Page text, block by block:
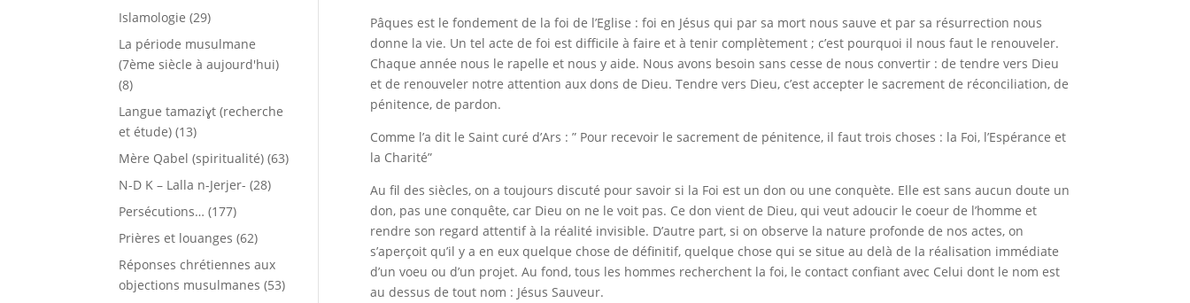
Pâques est le fondement de la foi de l’Eglise : foi en Jésus qui par sa mort nous sauve et par sa résurrection nous
donne la vie. Un tel acte de foi est difficile à faire et à tenir complètement ; c’est pourquoi il nous faut le renouveler.
Chaque année nous le rapelle et nous y aide. Nous avons besoin sans cesse de nous convertir : de tendre vers Dieu
et de renouveler notre attention aux dons de Dieu. Tendre vers Dieu, c’est accepter le sacrement de réconciliation, de
pénitence, de pardon.
Comme l’a dit le Saint curé d’Ars : ” Pour recevoir le sacrement de pénitence, il faut trois choses : la Foi, l’Espérance et
la Charité”
Au fil des siècles, on a toujours discuté pour savoir si la Foi est un don ou une conquète. Elle est sans aucun doute un
don, pas une conquête, car Dieu on ne le voit pas. Ce don vient de Dieu, qui veut adoucir le coeur de l’homme et
rendre son regard attentif à la réalité invisible. D’autre part, si on observe la nature profonde de nos actes, on
s’aperçoit qu’il y a en eux quelque chose de définitif, quelque chose qui se situe au delà de la réalisation immédiate
d’un voeu ou d’un projet. Au fond, tous les hommes recherchent la foi, le contact confiant avec Celui dont le nom est
au dessus de tout nom : Jésus Sauveur.
Islamologie (29)
La période musulmane
(7ème siècle à aujourd'hui)
(8)
Langue tamaziɣt (recherche
et étude) (13)
Mère Qabel (spiritualité) (63)
N-D K – Lalla n-Jerjer- (28)
Persécutions… (177)
Prières et louanges (62)
Réponses chrétiennes aux
objections musulmanes (53)